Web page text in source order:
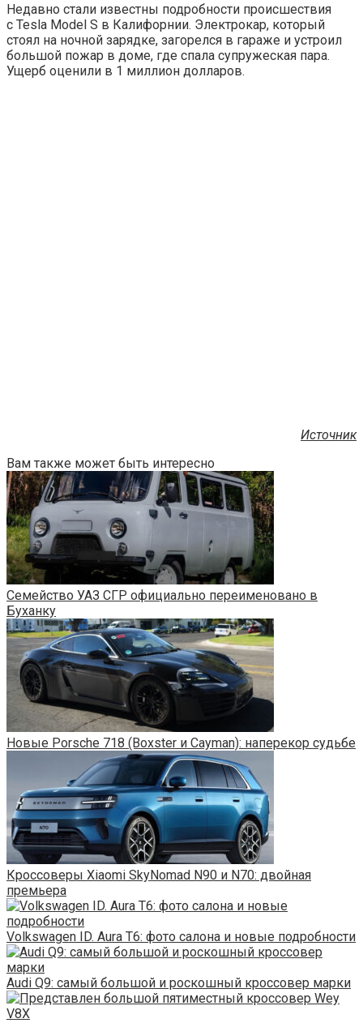
Недавно стали известны подробности происшествия
с Tesla Model S в Калифорнии. Электрокар, который
стоял на ночной зарядке, загорелся в гараже и устроил
большой пожар в доме, где спала супружеская пара.
Ущерб оценили в 1 миллион долларов.
Источник
Вам также может быть интересно
Семейство УАЗ СГР официально переименовано в
Буханку
Новые Porsche 718 (Boxster и Cayman): наперекор судьбе
Кроссоверы Xiaomi SkyNomad N90 и N70: двойная
премьера
Volkswagen ID. Aura T6: фото салона и новые подробности
Audi Q9: самый большой и роскошный кроссовер марки